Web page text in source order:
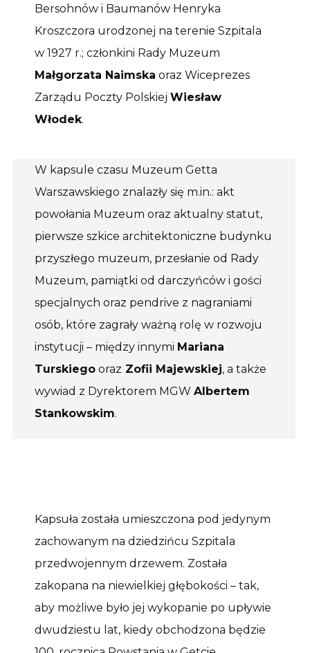
Bersohnów i Baumanów Henryka
Kroszczora urodzonej na terenie Szpitala
w 1927 r.; członkini Rady Muzeum
Małgorzata Naimska oraz Wiceprezes
Zarządu Poczty Polskiej Wiesław
Włodek.
W kapsule czasu Muzeum Getta
Warszawskiego znalazły się m.in.: akt
powołania Muzeum oraz aktualny statut,
pierwsze szkice architektoniczne budynku
przyszłego muzeum, przesłanie od Rady
Muzeum, pamiątki od darczyńców i gości
specjalnych oraz pendrive z nagraniami
osób, które zagrały ważną rolę w rozwoju
instytucji – między innymi Mariana
Turskiego oraz Zofii Majewskiej, a także
wywiad z Dyrektorem MGW Albertem
Stankowskim.
Kapsuła została umieszczona pod jedynym
zachowanym na dziedzińcu Szpitala
przedwojennym drzewem. Została
zakopana na niewielkiej głębokości – tak,
aby możliwe było jej wykopanie po upływie
dwudziestu lat, kiedy obchodzona będzie